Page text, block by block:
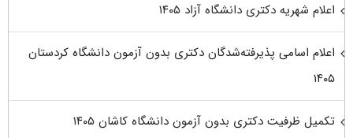
اعلام شهریه دکتری دانشگاه آزاد ۱۴۰۵
اعلام اسامی پذیرفته‌شدگان دکتری بدون آزمون دانشگاه کردستان
۱۴۰۵
تکمیل ظرفیت دکتری بدون آزمون دانشگاه کاشان ۱۴۰۵